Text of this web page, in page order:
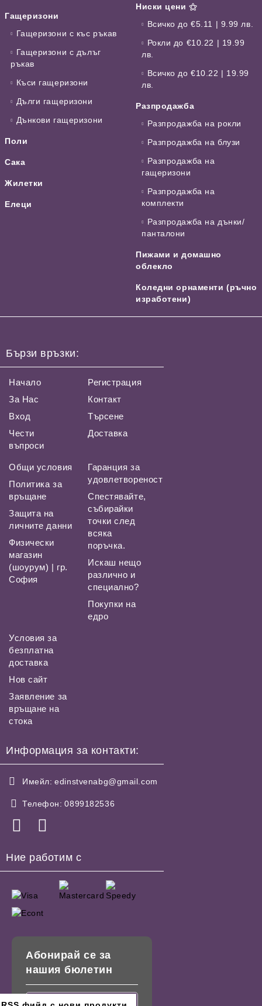
Гащеризони
Гащеризони с къс ръкав
Гащеризони с дълъг
ръкав
Къси гащеризони
Дълги гащеризони
Дънкови гащеризони
Поли
Сака
Жилетки
Елеци
Ниски цени ⚝
Всичко до €5.11 | 9.99 лв.
Рокли до €10.22 | 19.99
лв.
Всичко до €10.22 | 19.99
лв.
Разпродажба
Разпродажба на рокли
Разпродажба на блузи
Разпродажба на
гащеризони
Разпродажба на
комплекти
Разпродажба на дънки/
панталони
Пижами и домашно
облекло
Коледни орнаменти (ръчно
изработени)
Бързи връзки:
Начало
За Нас
Вход
Чести
въпроси
Регистрация
Контакт
Търсене
Доставка
Общи условия
Политика за
връщане
Защита на
личните данни
Физически
магазин
(шоурум) | гр.
София
Гаранция за
удовлетвореност
Спестявайте,
събирайки
точки след
всяка
поръчка.
Искаш нещо
различно и
специално?
Покупки на
едро
Условия за
безплатна
доставка
Нов сайт
Заявление за
връщане на
стока
Информация за контакти:
Имейл: edinstvenabg@gmail.com
Телефон: 0899182536
Ние работим с
Абонирай се за
нашия бюлетин